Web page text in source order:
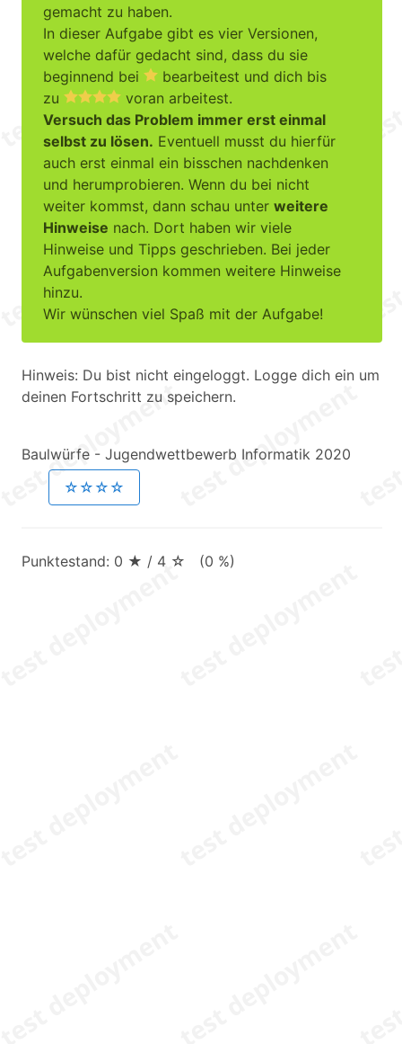
gemacht zu haben.
In dieser Aufgabe gibt es vier Versionen,
welche dafür gedacht sind, dass du sie
beginnend bei
bearbeitest und dich bis
zu
voran arbeitest.
Versuch das Problem immer erst einmal
selbst zu lösen. Eventuell musst du hierfür
auch erst einmal ein bisschen nachdenken
und herumprobieren. Wenn du bei nicht
weiter kommst, dann schau unter weitere
Hinweise nach. Dort haben wir viele
Hinweise und Tipps geschrieben. Bei jeder
Aufgabenversion kommen weitere Hinweise
hinzu.
Wir wünschen viel Spaß mit der Aufgabe!
Hinweis: Du bist nicht eingeloggt. Logge dich ein um
deinen Fortschritt zu speichern.
Baulwürfe - Jugendwettbewerb Informatik 2020
☆☆☆☆
Punktestand: 0 ★ / 4 ☆ (0 %)